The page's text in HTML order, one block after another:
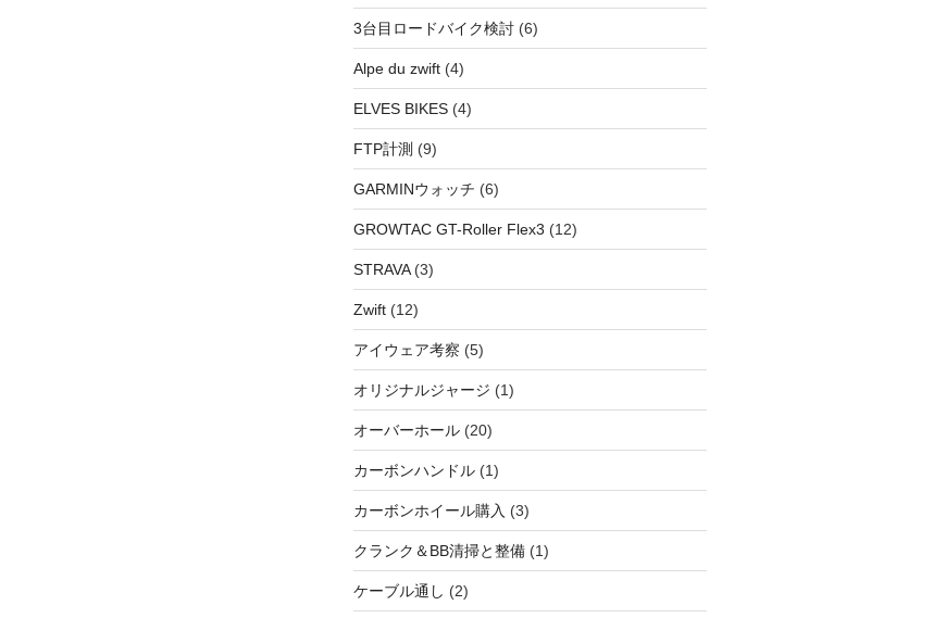
3台目ロードバイク検討(6)
Alpe du zwift(4)
ELVES BIKES(4)
FTP計測 (9)
GARMINウォッチ (6)
GROWTAC GT-Roller Flex3 (12)
STRAVA(3)
Zwift(12)
アイウェア考察 (5)
オリジナルジャージ (1)
オーバーホール(20)
カーボンハンドル(1)
カーボンホイール購入 (3)
クランク＆BB清掃と整備(1)
ケーブル通し (2)